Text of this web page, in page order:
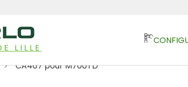
LILLE
CA407 pour M700TD